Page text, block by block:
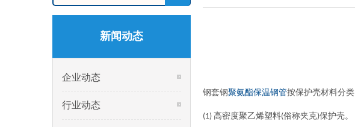
钢套钢聚氨酯保温钢管按保护壳材料分类
(1) 高密度聚乙烯塑料(俗称夹克)保护壳。
新闻动态
企业动态
行业动态